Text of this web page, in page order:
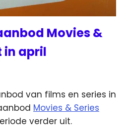
Movies &
in april
van films en series in
Movies & Series
verder uit.